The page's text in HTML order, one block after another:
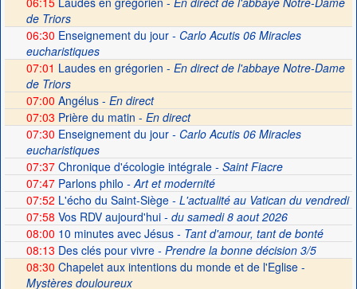
de Triors
06:30 Enseignement du jour- Carlo Acutis 06 Miracles
eucharistiques
07:01 Laudes en grégorien - En direct de l'abbaye Notre-Dame
de Triors
07:00 Angélus - En direct
07:03 Prière du matin - En direct
07:30 Enseignement du jour- Carlo Acutis 06 Miracles
eucharistiques
07:37Chronique d'écologie intégrale- Saint Fiacre
07:47Parlons philo - Art et modernité
07:52 L'écho du Saint-Siège- L'actualité au Vatican du vendredi
07:58 Vos RDV aujourd'hui- du samedi 8 aout 2026
08:00 10 minutes avec Jésus- Tant d'amour, tant de bonté
08:13 Des clés pour vivre- Prendre la bonne décision 3/5
08:30 Chapelet aux intentions du monde et de l'Eglise -
Mystères douloureux